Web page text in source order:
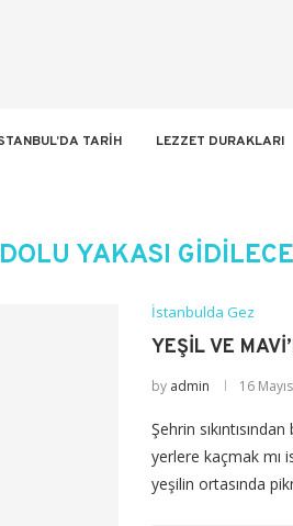
TARIH LEZZET DURAKLARI
YAKASI
İstanbulda Gez
YEŞIL VE
by admin 16
Şehrin
yerlere kaçmak mı
yeşilin ortasında